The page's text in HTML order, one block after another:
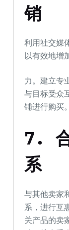
销
利用社交媒
以有效地增
力。建立专
与目标受众
铺进行购买。
7.
系
与其他卖家
系，进行互
关产品的卖